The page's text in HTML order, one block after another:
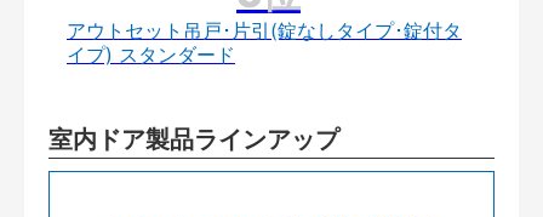
アウトセット吊戸･片引(錠なしタイプ･錠付タ
イプ) スタンダード
室内ドア製品ラインアップ